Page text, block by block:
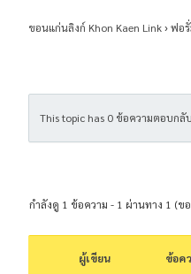
ขอนแก่นลิงก์ Khon Kaen Link›ฟอ
This topic has 0 ข้อความตอบกลั
กำลังดู 1 ข้อความ - 1 ผ่านทาง 1 (ข
ผู้เขียน ข้อค